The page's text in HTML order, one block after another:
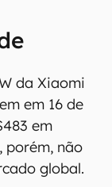
da Xiaomi
em 16 de
em
porém, não
global.